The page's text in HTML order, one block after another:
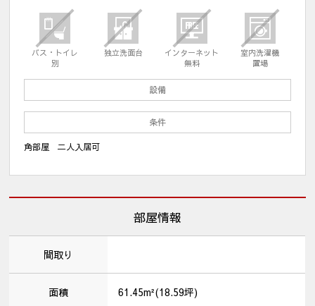
バス・トイレ
別
独立洗面台
インターネット
無料
室内洗濯機
置場
設備
条件
角部屋 二人入居可
部屋情報
間取り
面積 61.45m²(18.59坪)